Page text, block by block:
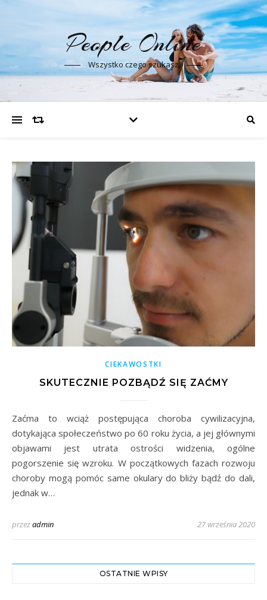
People Online
Wszystko czego szukasz
CIEKAWOSTKI
SKUTECZNIE POZBĄDŹ SIĘ ZAĆMY
Zaćma to wciąż postępująca choroba cywilizacyjna,
dotykająca społeczeństwo po 60 roku życia, a jej głównymi
objawami jest utrata ostrości widzenia, ogólne
pogorszenie się wzroku. W początkowych fazach rozwoju
choroby mogą pomóc same okulary do bliży bądź do dali,
jednak w…
przezadmin 27 września 2020
OSTATNIE WPISY